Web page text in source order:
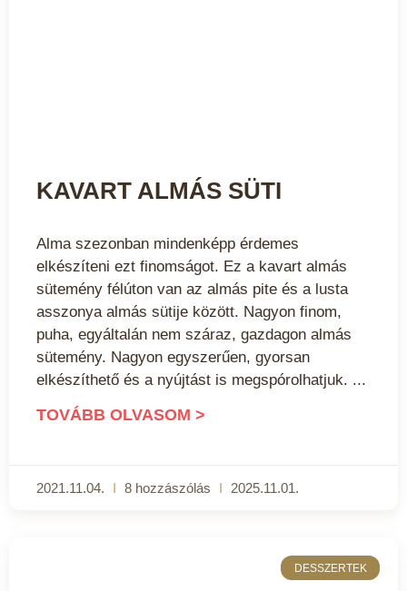
KAVART ALMÁS SÜTI
Alma szezonban mindenképp érdemes
elkészíteni ezt finomságot. Ez a kavart almás
sütemény félúton van az almás pite és a lusta
asszonya almás sütije között. Nagyon finom,
puha, egyáltalán nem száraz, gazdagon almás
sütemény. Nagyon egyszerűen, gyorsan
elkészíthető és a nyújtást is megspórolhatjuk.
TOVÁBB OLVASOM >
2021.11.04. 8 hozzászólás 2025.11.01.
DESSZERTEK